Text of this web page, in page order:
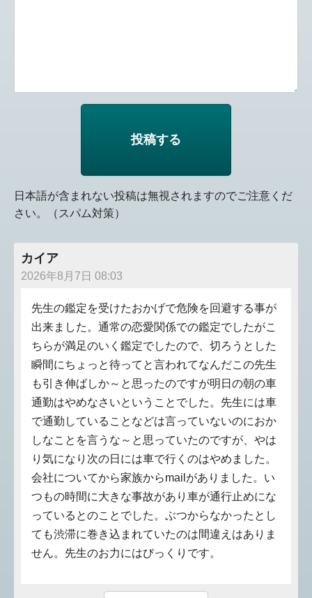
日本語が含まれない投稿は無視されますのでご注意くだ
さい。（スパム対策）
カイア
2026年8月7日 08:03
先生の鑑定を受けたおかげで危険を回避する事が
出来ました。通常の恋愛関係での鑑定でしたがこ
ちらが満足のいく鑑定でしたので、切ろうとした
瞬間にちょっと待ってと言われてなんだこの先生
も引き伸ばしか～と思ったのですが明日の朝の車
通勤はやめなさいということでした。先生には車
で通勤していることなどは言っていないのにおか
しなことを言うな～と思っていたのですが、やは
り気になり次の日には車で行くのはやめました。
会社についてから家族からmailがありました。い
つもの時間に大きな事故があり車が通行止めにな
っているとのことでした。ぶつからなかったとし
ても渋滞に巻き込まれていたのは間違えはありま
せん。先生のお力にはびっくりです。